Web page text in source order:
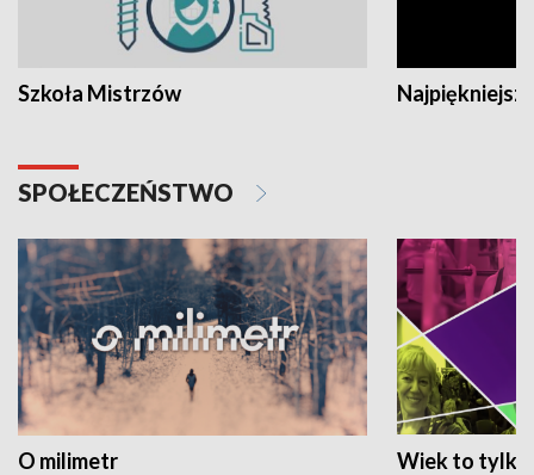
Szkoła Mistrzów
SPOŁECZEŃSTWO
O milimetr Wiek to tylko